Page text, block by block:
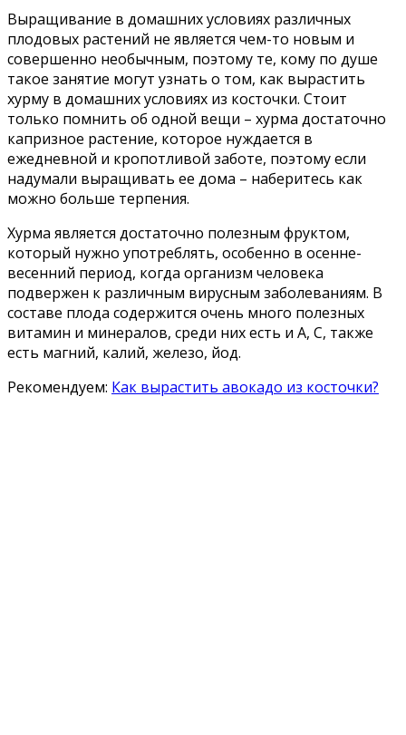
Выращивание в домашних условиях различных
плодовых растений не является чем-то новым и
совершенно необычным, поэтому те, кому по душе
такое занятие могут узнать о том, как вырастить
хурму в домашних условиях из косточки. Стоит
только помнить об одной вещи – хурма достаточно
капризное растение, которое нуждается в
ежедневной и кропотливой заботе, поэтому если
надумали выращивать ее дома – наберитесь как
можно больше терпения.
Хурма является достаточно полезным фруктом,
который нужно употреблять, особенно в осенне-
весенний период, когда организм человека
подвержен к различным вирусным заболеваниям. В
составе плода содержится очень много полезных
витамин и минералов, среди них есть и А, С, также
есть магний, калий, железо, йод.
Рекомендуем: Как вырастить авокадо из косточки?